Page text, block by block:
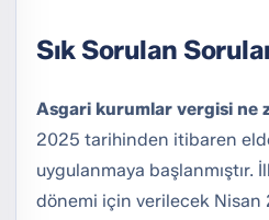
Sık Sorulan
Asgari kurumlar vergisi ne
2025 tarihinden itibaren
uygulanmaya başlanmıştır.
dönemi için verilecek Nisan